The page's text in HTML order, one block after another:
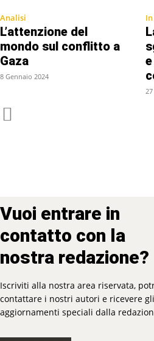
Analisi
L’attenzione del
mondo sul conflitto a
Gaza
8 Gennaio 2024
Vuoi entrare in
contatto con la
nostra redazione?
Iscriviti alla nostra area riservata,
contattare i nostri autori e ricevere gli
aggiornamenti speciali dalla